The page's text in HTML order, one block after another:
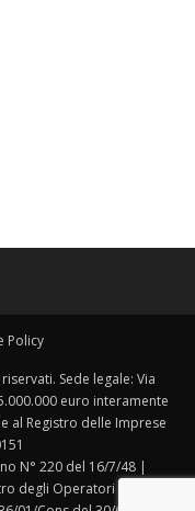
Policy
Sede legale: Via
euro interamente
al Registro delle Imprese
N° 220 del 16/7/48 |
degli Operatori della